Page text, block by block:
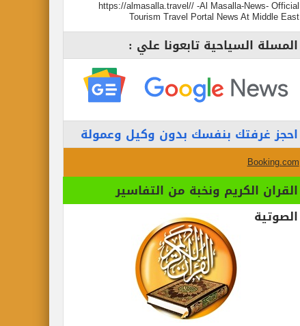
https://almasalla.travel// -Al Masalla-News- Official
Tourism Travel Portal News At Middle East
المسلة السياحية تابعونا علي :
احجز غرفتك بنفسك بدون وكيل وعمولة
Booking.com
القران الكريم ونخبة من التفاسير
الصوتية